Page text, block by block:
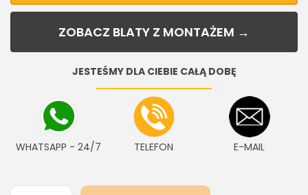
ZOBACZ BLATY Z MONTAŻEM →
JESTEŚMY DLA CIEBIE CAŁĄ DOBĘ
WHATSAPP - 24/7 TELEFON E-MAIL